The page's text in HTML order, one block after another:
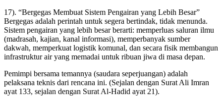
17). “Bergegas Membuat Sistem Pengairan yang Lebih Besar”
Bergegas adalah perintah untuk segera bertindak, tidak menunda.
Sistem pengairan yang lebih besar berarti: memperluas saluran ilmu
(madrasah, kajian, kanal informasi), memperbanyak sumber
dakwah, memperkuat logistik komunal, dan secara fisik membangun
infrastruktur air yang memadai untuk ribuan jiwa di masa depan.
Pemimpi bersama temannya (saudara seperjuangan) adalah
pelaksana teknis dari rencana ini. (Sejalan dengan Surat Ali Imran
ayat 133, sejalan dengan Surat Al-Hadid ayat 21).